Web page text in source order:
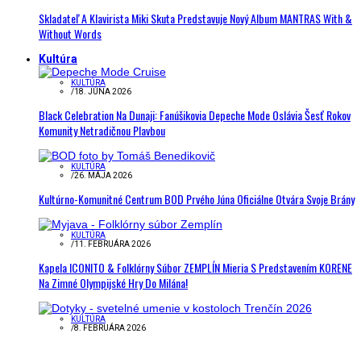
Skladateľ A Klavirista Miki Skuta Predstavuje Nový Album MANTRAS With &
Without Words
Kultúra
KULTÚRA
/18. JÚNA 2026
Black Celebration Na Dunaji: Fanúšikovia Depeche Mode Oslávia Šesť Rokov
Komunity Netradičnou Plavbou
KULTÚRA
/26. MÁJA 2026
Kultúrno-Komunitné Centrum BOD Prvého Júna Oficiálne Otvára Svoje Brány
KULTÚRA
/11. FEBRUÁRA 2026
Kapela ICONITO & Folklórny Súbor ZEMPLÍN Mieria S Predstavením KORENE
Na Zimné Olympijské Hry Do Milána!
KULTÚRA
/8. FEBRUÁRA 2026